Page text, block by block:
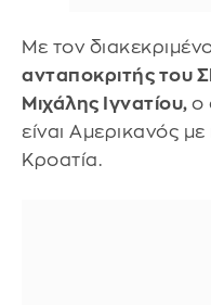
Με τον
ανταποκριτής του
Μιχάλης Ιγνατίου, ο
είναι Αμερικανός
Κροατία.